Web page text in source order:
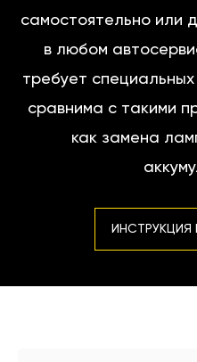
самостоятельно или
в любом
требует
сравнима с такими
как замена
ИНСТРУКЦИЯ